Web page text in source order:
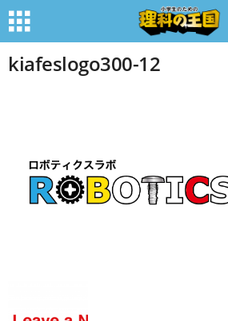
kiafeslogo300-12